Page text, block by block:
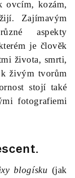
ovcím, kozám,
Zajímavým
aspekty
je člověk
života, smrti,
živým tvorům
stojí také
fotografiemi
blogísku (jak